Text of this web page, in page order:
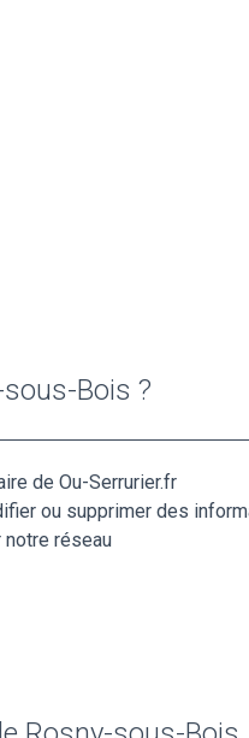
Bois ?
de Ou-Serrurier.fr
ou supprimer des
réseau